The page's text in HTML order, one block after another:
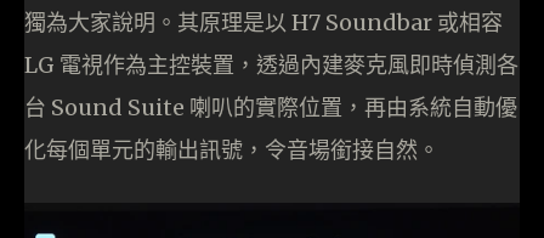
獨為大家說明。其原理是以 H7 Soundbar 或相容
LG 電視作為主控裝置，透過內建麥克風即時偵測各
台 Sound Suite 喇叭的實際位置，再由系統自動優
化每個單元的輸出訊號，令音場銜接自然。